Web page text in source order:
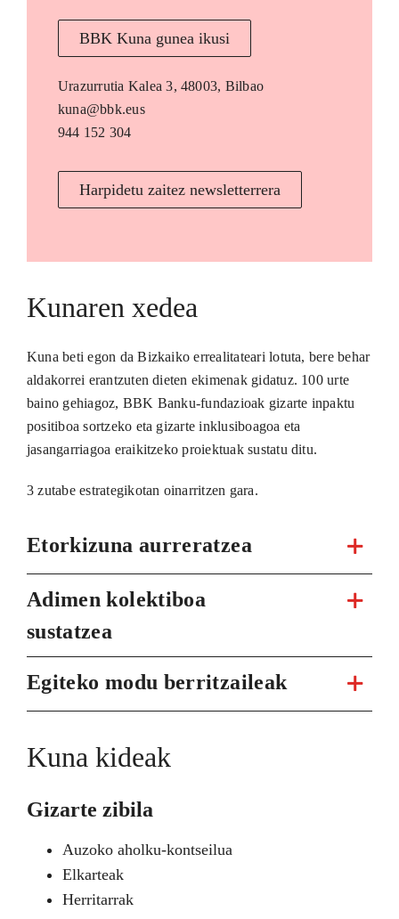
BBK Kuna gunea ikusi
Urazurrutia Kalea 3, 48003, Bilbao
kuna@bbk.eus
944 152 304
Harpidetu zaitez newsletterrera
Kunaren xedea
Kuna beti egon da Bizkaiko errealitateari lotuta, bere behar
aldakorrei erantzuten dieten ekimenak gidatuz. 100 urte
baino gehiagoz, BBK Banku-fundazioak gizarte inpaktu
positiboa sortzeko eta gizarte inklusiboagoa eta
jasangarriagoa eraikitzeko proiektuak sustatu ditu.
3 zutabe estrategikotan oinarritzen gara.
Etorkizuna aurreratzea
Adimen kolektiboa
sustatzea
Egiteko modu berritzaileak
Kuna kideak
Gizarte zibila
Auzoko aholku-kontseilua
Elkarteak
Herritarrak